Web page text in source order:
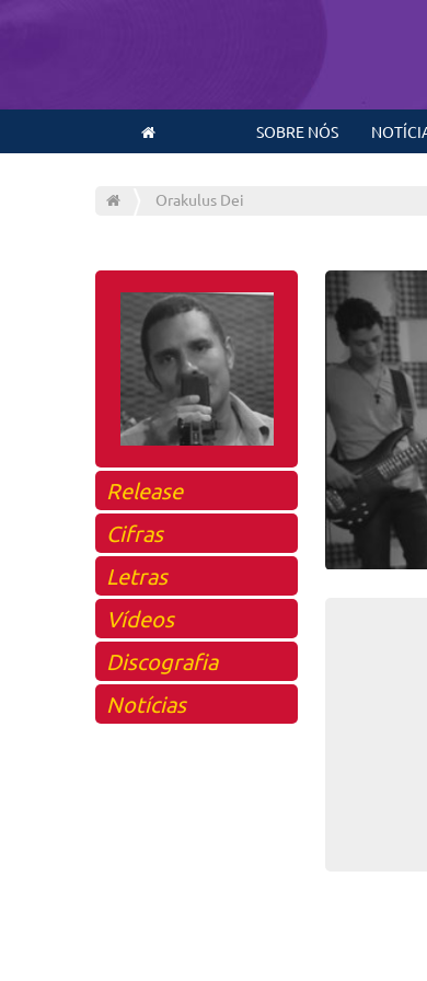
SOBRE NÓS
Orakulus Dei
Release
Cifras
Letras
Vídeos
Discografia
Notícias